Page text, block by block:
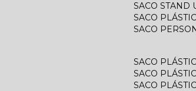
SACO
SACO
SACO
SACO
SACO
SACO